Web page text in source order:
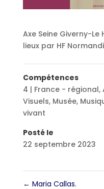
Axe Seine Giverny-
lieux par HF
Compétences
4 | France - régional,
Visuels, Musée,
vivant
Posté le
22 septembre 2023
← Maria Callas.